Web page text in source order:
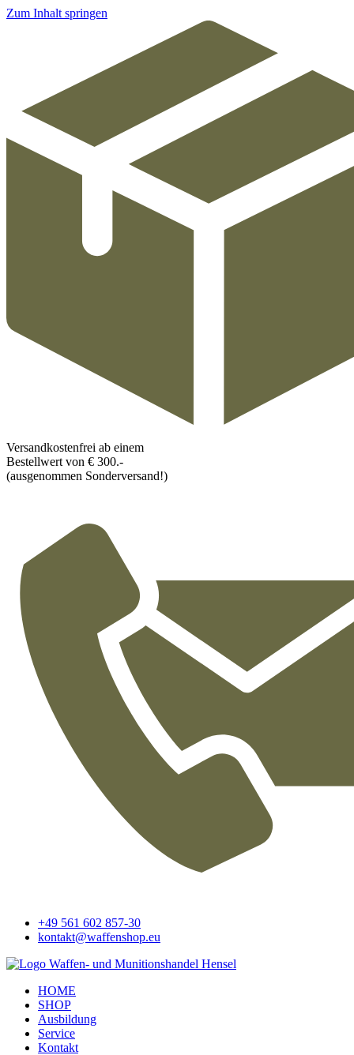
Zum Inhalt springen
Versandkostenfrei ab einem
Bestellwert von € 300.-
(ausgenommen Sonderversand!)
+49 561 602 857-30
kontakt@waffenshop.eu
HOME
SHOP
Ausbildung
Service
Kontakt